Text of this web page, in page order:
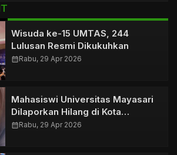
Wisuda ke-15 UMTAS, 244
Lulusan Resmi Dikukuhkan
calendar_monthRabu, 29 Apr 2026
Mahasiswi Universitas Mayasari
Dilaporkan Hilang di Kota
Tasikmalaya
calendar_monthRabu, 29 Apr 2026